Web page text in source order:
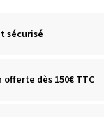
sécurisé
offerte dès 150€ TTC